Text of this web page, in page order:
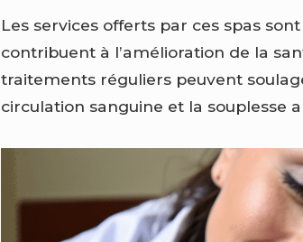
Les services offerts par ces spas
contribuent à l’amélioration de la
traitements réguliers peuvent
circulation sanguine et la souplesse